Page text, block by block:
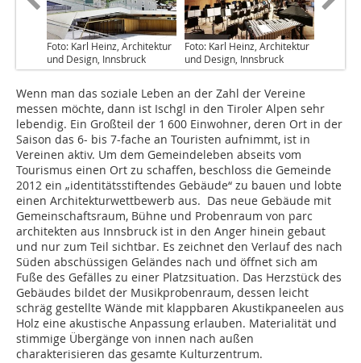
Foto: Karl Heinz, Architektur
und Design, Innsbruck
Foto: Karl Heinz, Architektur
und Design, Innsbruck
Wenn man das soziale Leben an der Zahl der Vereine
messen möchte, dann ist Ischgl in den Tiroler Alpen sehr
lebendig. Ein Großteil der 1 600 Einwohner, deren Ort in der
Saison das 6- bis 7-fache an Touristen aufnimmt, ist in
Vereinen aktiv. Um dem Gemeindeleben abseits vom
Tourismus einen Ort zu schaffen, beschloss die Gemeinde
2012 ein „identitätsstiftendes Gebäude“ zu bauen und lobte
einen Architekturwettbewerb aus. Das neue Gebäude mit
Gemeinschaftsraum, Bühne und Probenraum von parc
architekten aus Innsbruck ist in den Anger hinein gebaut
und nur zum Teil sichtbar. Es zeichnet den Verlauf des nach
Süden abschüssigen Geländes nach und öffnet sich am
Fuße des Gefälles zu einer Platzsituation. Das Herzstück des
Gebäudes bildet der Musikprobenraum, dessen leicht
schräg gestellte Wände mit klappbaren Akustikpaneelen aus
Holz eine akustische Anpassung erlauben. Materialität und
stimmige Übergänge von innen nach außen
charakterisieren das gesamte Kulturzentrum.